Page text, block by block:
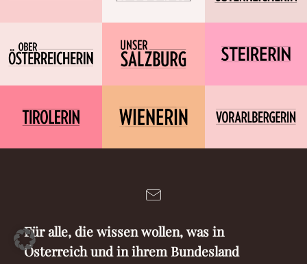
Für alle, die wissen wollen, was in
Österreich und in ihrem Bundesland